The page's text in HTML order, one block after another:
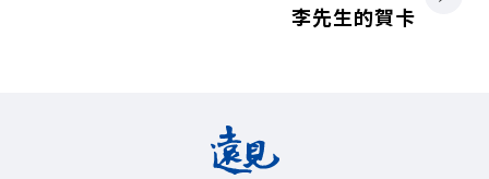
李先生的賀卡